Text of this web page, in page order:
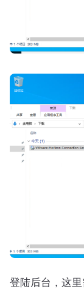
登陆后台，这